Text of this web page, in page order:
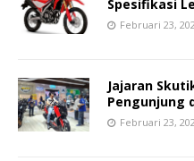
Spesifikasi
Februari 23,
Jajaran
Pengunjung
Februari 23,